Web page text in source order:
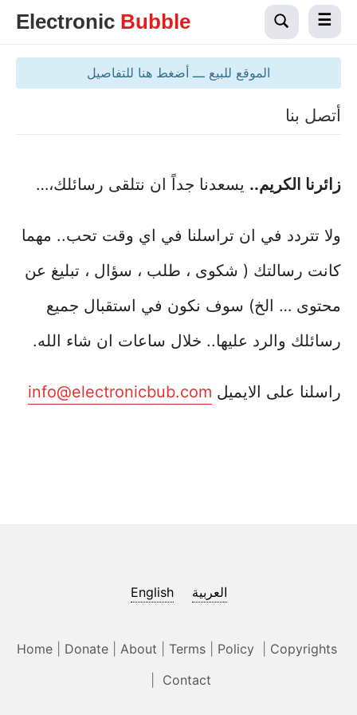
Electronic Bubble
الموقع للبيع ـــ أضغط هنا للتفاصيل
أتصل بنا
زائرنا الكريم.. يسعدنا جداً ان نتلقى رسائلك،…
ولا تتردد في ان تراسلنا في اي وقت تحب.. مهما
كانت رسالتك ( شكوى ، طلب ، سؤال ، تبليغ عن
محتوى … الخ) سوف نكون في استقبال جميع
رسائلك والرد عليها.. خلال ساعات ان شاء الله.
راسلنا على الايميل info@electronicbub.com
العربية English
Home| Donate| About Terms| Policy
Copyrights
Contact